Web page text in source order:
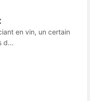
en vin, un certain
d...